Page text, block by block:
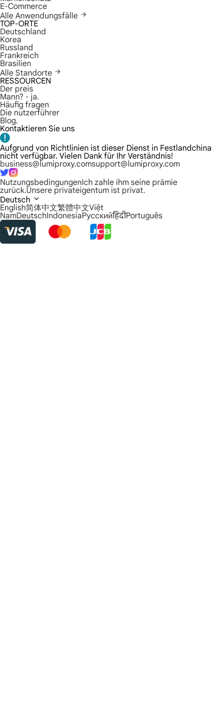
E-Commerce
Alle Anwendungsfälle
TOP-ORTE
Deutschland
Korea
Russland
Frankreich
Brasilien
Alle Standorte
RESSOURCEN
Der preis
Mann? - ja.
Häufig fragen
Die nutzerführer
Blog.
Kontaktieren Sie uns
Aufgrund von Richtlinien ist dieser Dienst in Festlandchina
nicht verfügbar. Vielen Dank für Ihr Verständnis!
business@lumiproxy.comsupport@lumiproxy.com
NutzungsbedingungenIch zahle ihm seine prämie
zurück.Unsere privateigentum ist privat.
Deutsch
English简体中文繁體中文Việt
NamDeutschIndonesiaРусскийहिंदीPortuguês